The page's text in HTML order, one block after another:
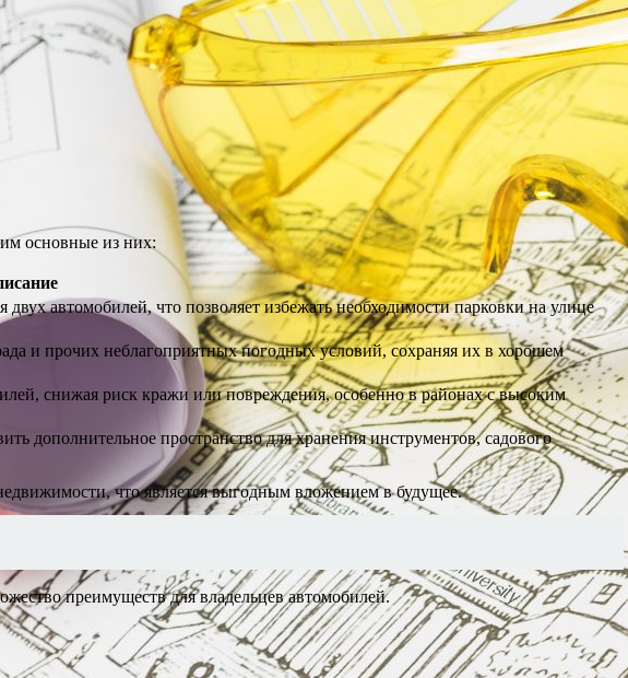
основные из них:
автомобилей, что позволяет избежать необходимости парковки на улице
и прочих неблагоприятных погодных условий, сохраняя их в хорошем
снижая риск кражи или повреждения, особенно в районах с высоким
дополнительное пространство для хранения инструментов, садового
что является выгодным вложением в будущее.
преимуществ для владельцев автомобилей.